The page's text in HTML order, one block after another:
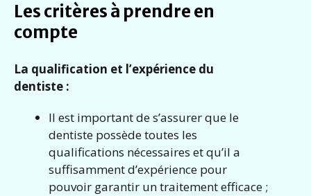
Les critères à prendre en
compte
La qualification et l’expérience du
dentiste :
Il est important de s’assurer que le
dentiste possède toutes les
qualifications nécessaires et qu’il a
suffisamment d’expérience pour
pouvoir garantir un traitement efficace ;